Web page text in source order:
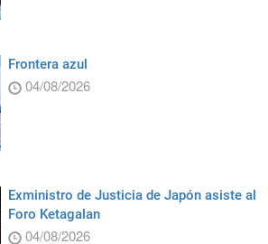
Frontera azul
04/08/2026
Exministro de Justicia de Japón asiste al
Foro Ketagalan
04/08/2026